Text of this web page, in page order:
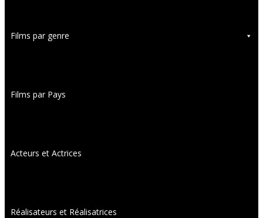
Films par genre
Films par Pays
Acteurs et Actrices
Réalisateurs et Réalisatrices